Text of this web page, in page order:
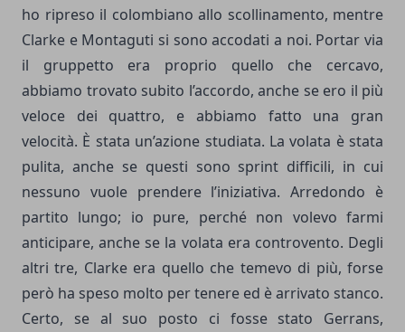
ho ripreso il colombiano allo scollinamento, mentre
Clarke e Montaguti si sono accodati a noi. Portar via
il gruppetto era proprio quello che cercavo,
abbiamo trovato subito l’accordo, anche se ero il più
veloce dei quattro, e abbiamo fatto una gran
velocità. È stata un’azione studiata. La volata è stata
pulita, anche se questi sono sprint difficili, in cui
nessuno vuole prendere l’iniziativa. Arredondo è
partito lungo; io pure, perché non volevo farmi
anticipare, anche se la volata era controvento. Degli
altri tre, Clarke era quello che temevo di più, forse
però ha speso molto per tenere ed è arrivato stanco.
Certo, se al suo posto ci fosse stato Gerrans,